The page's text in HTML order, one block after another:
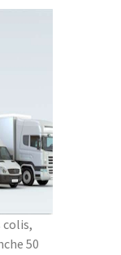
50